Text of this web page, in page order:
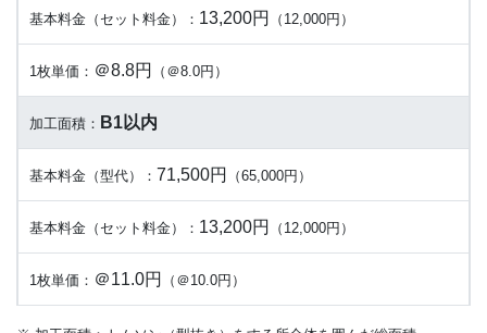
基本料金（セット料金）： 13,200円 （12,000円）
1枚単価： ＠8.8円 （＠8.0円）
加工面積： B1以内
基本料金（型代）： 71,500円 （65,000円）
基本料金（セット料金）： 13,200円 （12,000円）
1枚単価： ＠11.0円 （＠10.0円）